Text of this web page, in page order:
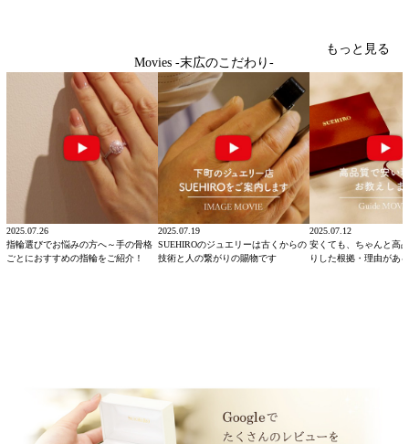
Movies -末広のこだわり-
もっと見る
2025.07.26
指輪選びでお悩みの方へ～手の骨格
ごとにおすすめの指輪をご紹介！
2025.07.19
SUEHIROのジュエリーは古くからの
技術と人の繋がりの賜物です
2025.07.12
安くても、ちゃんと高
りした根拠・理由があ